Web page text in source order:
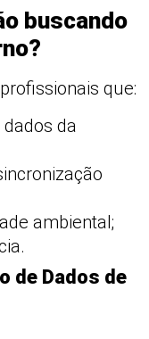
buscando
que:
da
ambiental;
de Dados de